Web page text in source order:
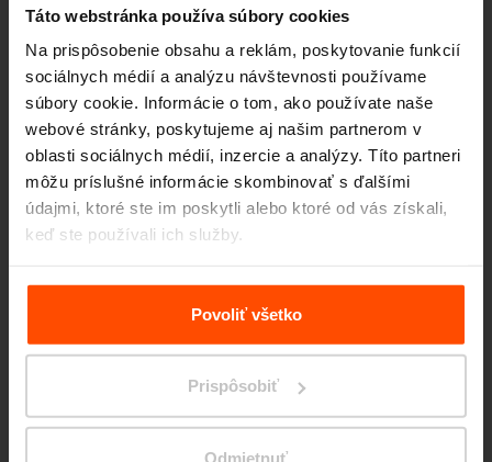
Táto webstránka používa súbory cookies
Na prispôsobenie obsahu a reklám, poskytovanie funkcií
sociálnych médií a analýzu návštevnosti používame
súbory cookie. Informácie o tom, ako používate naše
webové stránky, poskytujeme aj našim partnerom v
oblasti sociálnych médií, inzercie a analýzy. Títo partneri
môžu príslušné informácie skombinovať s ďalšími
údajmi, ktoré ste im poskytli alebo ktoré od vás získali,
keď ste používali ich služby.
Viac informácií nájdete na stránkeZásady zpracování
Povoliť všetko
Prispôsobiť
Odmietnuť
Seattle – Popup park